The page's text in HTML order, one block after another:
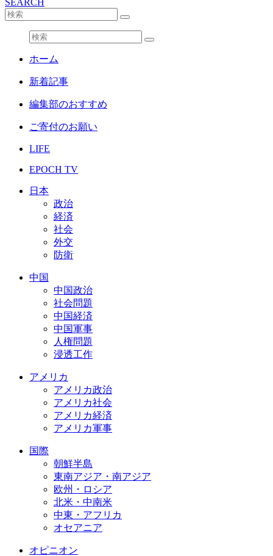
SEARCH
ホーム
新着記事
編集部のおすすめ
ご寄付のお願い
LIFE
EPOCH TV
日本
政治
経済
社会
外交
防衛
中国
中国政治
社会問題
中国経済
中国軍事
人権問題
浸透工作
アメリカ
アメリカ政治
アメリカ社会
アメリカ経済
アメリカ軍事
国際
朝鮮半島
東南アジア・南アジア
欧州・ロシア
北米・中南米
中東・アフリカ
オセアニア
オピニオン